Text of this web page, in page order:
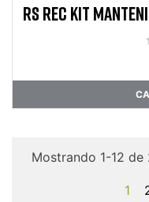
RS REC KIT
Mostrando 1-12
1